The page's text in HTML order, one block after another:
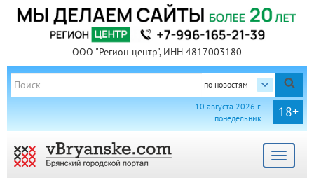
ООО "Регион центр", ИНН 4817003180
по новостям
18+
10 августа 2026 г.
понедельник
Toggle